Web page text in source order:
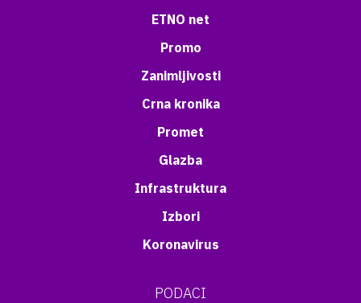
ETNO net
Promo
Zanimljivosti
Crna kronika
Promet
Glazba
Infrastruktura
Izbori
Koronavirus
PODACI